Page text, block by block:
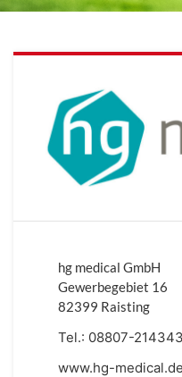
hg medical GmbH
Gewerbegebiet 16
82399 Raisting
Tel.: 08807-
www.hg-medical.de